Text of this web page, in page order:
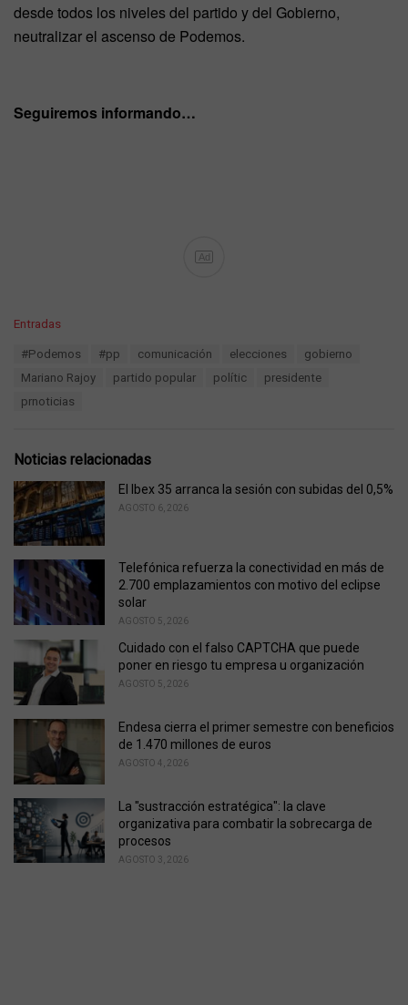
desde todos los niveles del partido y del Gobierno,
neutralizar el ascenso de Podemos.
Seguiremos informando…
Ad
C
e
:
Entradas
#Podemos #pp comunicación elecciones
gobierno
Mariano Rajoy
partido popular polític
presidente
prnoticias
Noticias relacionadas
El Ibex 35 arranca la sesión con subidas del 0,5%
AGOSTO 6, 2026
Telefónica refuerza la conectividad en más de
2.700 emplazamientos con motivo del eclipse
solar
AGOSTO 5, 2026
Cuidado con el falso CAPTCHA que puede
poner en riesgo tu empresa u organización
AGOSTO 5, 2026
Endesa cierra el primer semestre con beneficios
de 1.470 millones de euros
AGOSTO 4, 2026
La "sustracción estratégica": la clave
organizativa para combatir la sobrecarga de
procesos
AGOSTO 3, 2026